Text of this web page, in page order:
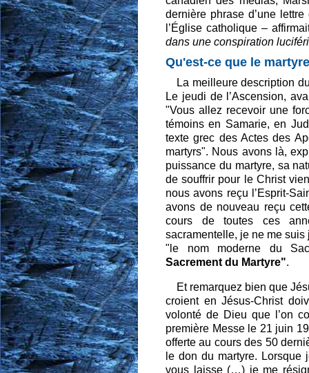
dernière phrase d’une
l’Église catholique –
dans une conspiration
Qu'est-ce que le
La meilleure description
Le jeudi de l’Ascension,
"Vous allez recevoir une
témoins en Samarie, en
texte grec des Actes des
martyrs". Nous avons là,
puissance du martyre, sa
de souffrir pour le Christ
nous avons reçu l’Esprit-
avons de nouveau reçu
cours de toutes ces
sacramentelle, je ne me
"le nom moderne du
Sacrement du Martyre".
Et remarquez bien que
croient en Jésus-Christ
volonté de Dieu que l’on
première Messe le 21 juin
offerte au cours des 50
le don du martyre.
vous laisse (…) je me